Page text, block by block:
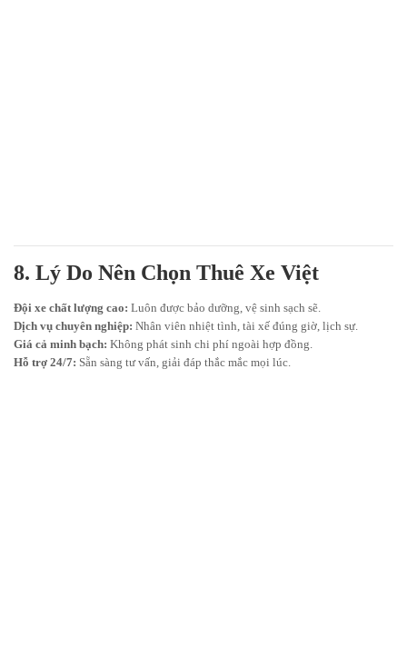
8. Lý Do Nên Chọn Thuê Xe Việt
Đội xe chất lượng cao: Luôn được bảo dưỡng, vệ sinh sạch sẽ.
Dịch vụ chuyên nghiệp: Nhân viên nhiệt tình, tài xế đúng giờ, lịch sự.
Giá cả minh bạch: Không phát sinh chi phí ngoài hợp đồng.
Hỗ trợ 24/7: Sẵn sàng tư vấn, giải đáp thắc mắc mọi lúc.